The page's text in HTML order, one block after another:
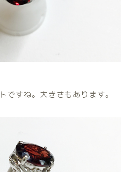
ですね。大きさもあります。